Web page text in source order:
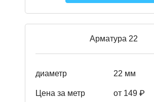
Арматура 22
диаметр 22 мм
Цена за метр от 149 ₽